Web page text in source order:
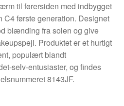
til førersiden med indbygget
C4 første generation. Designet
blænding fra solen og give
Produktet er et hurtigt
populært blandt
selv-entusiaster, og findes
8143JF.